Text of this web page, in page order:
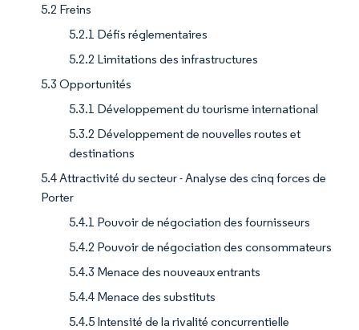
5.2 Freins
5.2.1 Défis réglementaires
5.2.2 Limitations des infrastructures
5.3 Opportunités
5.3.1 Développement du tourisme international
5.3.2 Développement de nouvelles routes et
destinations
5.4 Attractivité du secteur - Analyse des cinq forces de
Porter
5.4.1 Pouvoir de négociation des fournisseurs
5.4.2 Pouvoir de négociation des consommateurs
5.4.3 Menace des nouveaux entrants
5.4.4 Menace des substituts
5.4.5 Intensité de la rivalité concurrentielle